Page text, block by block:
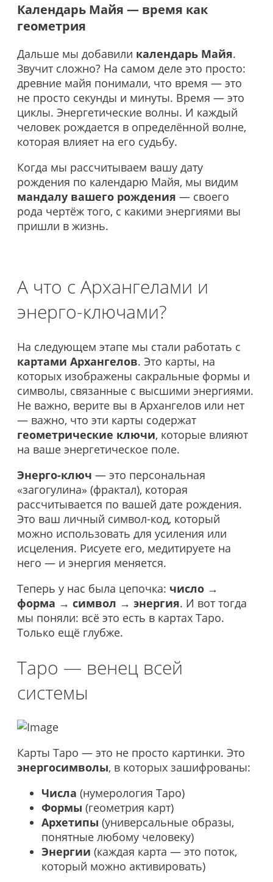
Календарь Майя — время как
геометрия
Дальше мы добавили календарь Майя.
Звучит сложно? На самом деле это просто:
древние майя понимали, что время — это
не просто секунды и минуты. Время — это
циклы. Энергетические волны. И каждый
человек рождается в определённой волне,
которая влияет на его судьбу.
Когда мы рассчитываем вашу дату
рождения по календарю Майя, мы видим
мандалу вашего рождения — своего
рода чертёж того, с какими энергиями вы
пришли в жизнь.
А что с Архангелами и
энерго-ключами?
На следующем этапе мы стали работать с
картами Архангелов. Это карты, на
которых изображены сакральные формы и
символы, связанные с высшими энергиями.
Не важно, верите вы в Архангелов или нет
— важно, что эти карты содержат
геометрические ключи, которые влияют
на ваше энергетическое поле.
Энерго-ключ — это персональная
«загогулина» (фрактал), которая
рассчитывается по вашей дате рождения.
Это ваш личный символ-код, который
можно использовать для усиления или
исцеления. Рисуете его, медитируете на
него — и энергия меняется.
Теперь у нас была цепочка: число →
форма → символ → энергия. И вот тогда
мы поняли: всё это есть в картах Таро.
Только ещё глубже.
Таро — венец всей
системы
Карты Таро — это не просто картинки. Это
энергосимволы, в которых зашифрованы:
Числа (нумерология Таро)
Формы (геометрия карт)
Архетипы (универсальные образы,
понятные любому человеку)
Энергии (каждая карта — это поток,
который можно активировать)